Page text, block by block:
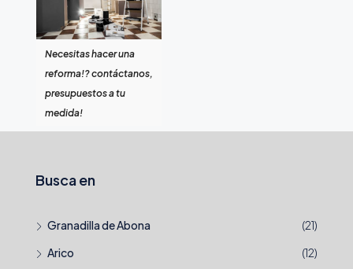
Necesitas hacer una
reforma!? contáctanos,
presupuestos a tu
medida!
Busca en
Granadilla de Abona
(21)
Arico
(12)